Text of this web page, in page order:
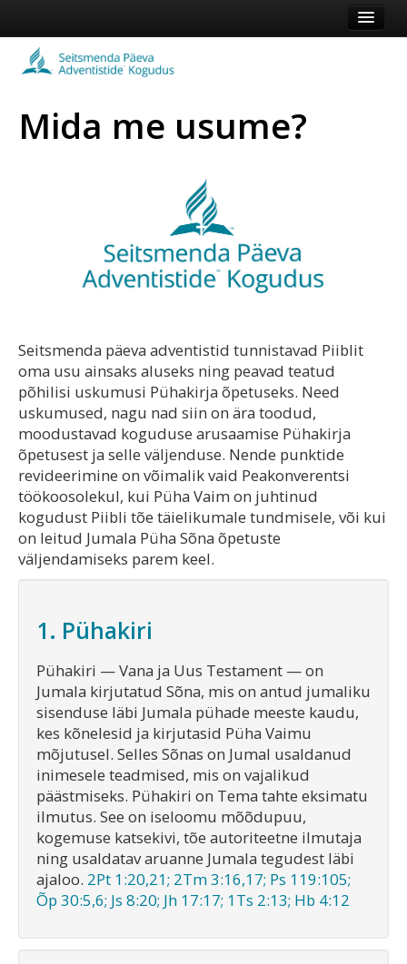
Koduleht
Mida me usume?
Seitsmenda päeva adventistid tunnistavad Piiblit
oma usu ainsaks aluseks ning peavad teatud
põhilisi uskumusi Pühakirja õpetuseks. Need
uskumused, nagu nad siin on ära toodud,
moodustavad koguduse arusaamise Pühakirja
õpetusest ja selle väljenduse. Nende punktide
revideerimine on võimalik vaid Peakonverentsi
töökoosolekul, kui Püha Vaim on juhtinud
kogudust Piibli tõe täielikumale tundmisele, või kui
on leitud Jumala Püha Sõna õpetuste
väljendamiseks parem keel.
1. Pühakiri
Pühakiri — Vana ja Uus Testament — on
Jumala kirjutatud Sõna, mis on antud jumaliku
sisenduse läbi Jumala pühade meeste kaudu,
kes kõnelesid ja kirjutasid Püha Vaimu
mõjutusel. Selles Sõnas on Jumal usaldanud
inimesele teadmised, mis on vajalikud
päästmiseks. Pühakiri on Tema tahte eksimatu
ilmutus. See on iseloomu mõõdupuu,
kogemuse katsekivi, tõe autoriteetne ilmutaja
ning usaldatav aruanne Jumala tegudest läbi
ajaloo. 2Pt 1:20,21; 2Tm 3:16,17; Ps 119:105;
Õp 30:5,6; Js 8:20; Jh 17:17; 1Ts 2:13; Hb 4:12